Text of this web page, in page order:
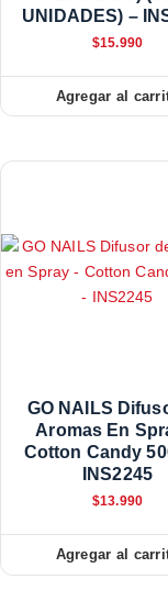
UNIDADES) –
$15.990
Agregar al
GO NAILS
Aromas En
Cotton Candy
INS2245
$13.990
Agregar al